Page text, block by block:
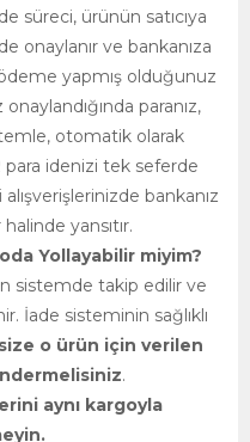
süreci, ürünün satıcıya
onaylanır ve bankanıza
yapmış olduğunuz
paranız,
otomatik olarak
para idenizi tek seferde
bankanız
yansıtır.
Yollayabilir miyim?
sistemde takip edilir ve
İade sisteminin sağlıklı
o ürün için verilen
.
aynı kargoyla